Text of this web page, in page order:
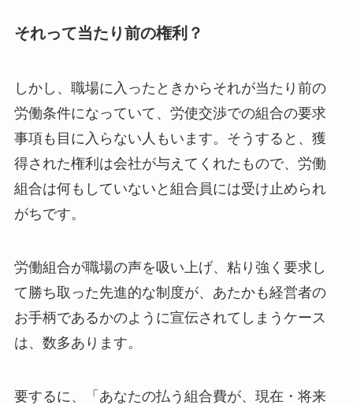
それって当たり前の権利？
しかし、職場に入ったときからそれが当たり前の
労働条件になっていて、労使交渉での組合の要求
事項も目に入らない人もいます。そうすると、獲
得された権利は会社が与えてくれたもので、労働
組合は何もしていないと組合員には受け止められ
がちです。
労働組合が職場の声を吸い上げ、粘り強く要求し
て勝ち取った先進的な制度が、あたかも経営者の
お手柄であるかのように宣伝されてしまうケース
は、数多あります。
要するに、「あなたの払う組合費が、現在・将来